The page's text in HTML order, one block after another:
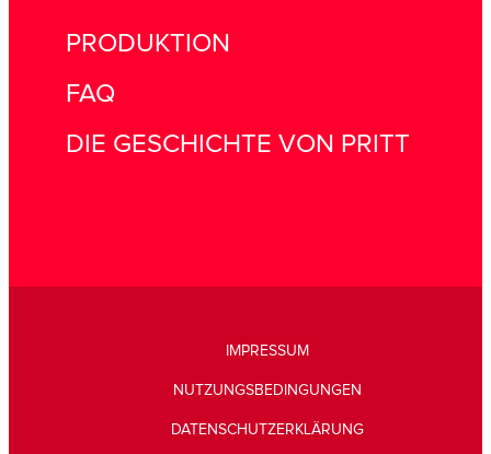
PRODUKTION
FAQ
DIE GESCHICHTE VON PRITT
IMPRESSUM
NUTZUNGSBEDINGUNGEN
DATENSCHUTZERKLÄRUNG